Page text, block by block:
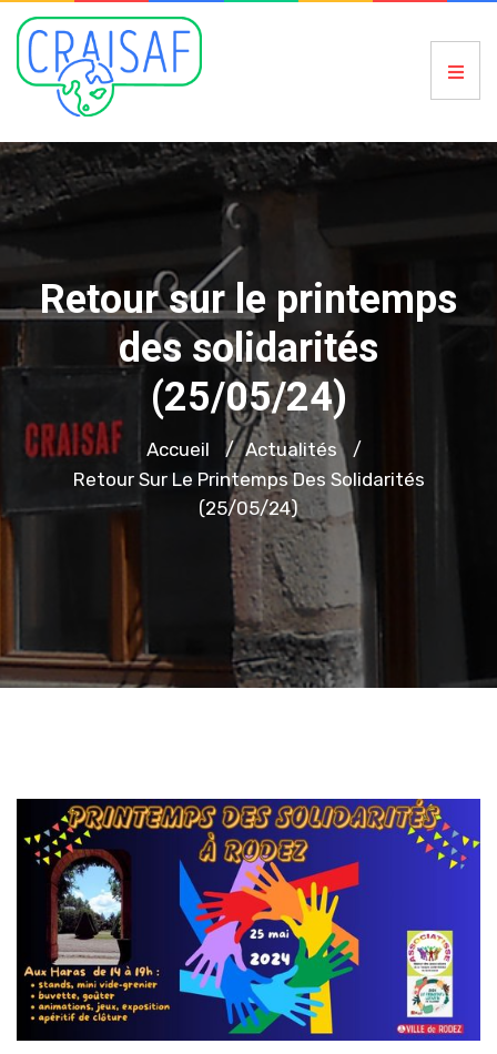
Retour sur le printemps
des solidarités
(25/05/24)
Accueil / Actualités /
Retour Sur Le Printemps Des Solidarités
(25/05/24)